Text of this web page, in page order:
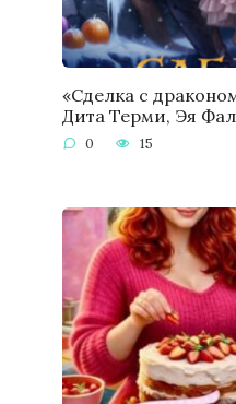
«Сделка с
Дита Терми, Эя
0 15